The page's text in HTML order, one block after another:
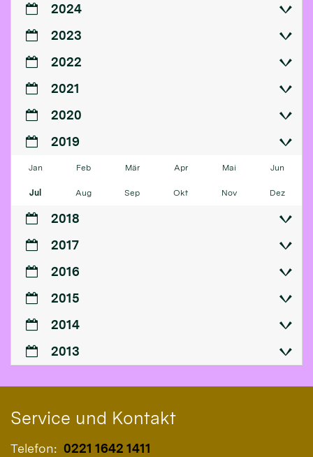
2024
2023
2022
2021
2020
2019
Jan Feb Mär Apr Mai Jun
Jul Aug Sep Okt Nov Dez
2018
2017
2016
2015
2014
2013
Service und Kontakt
Telefon: 0221 1642 1411